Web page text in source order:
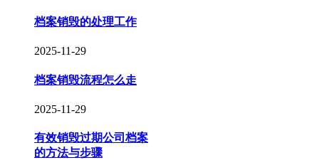
档案销毁的处理工作
2025-11-29
档案销毁流程怎么走
2025-11-29
有效销毁过期公司档案
的方法与步骤